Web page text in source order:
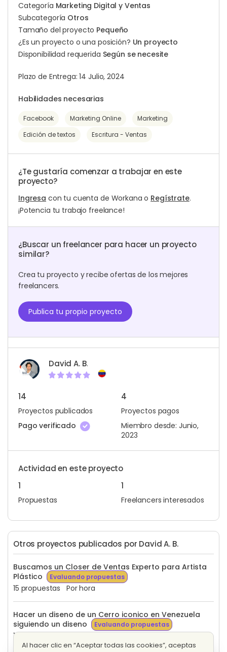
Categoría Marketing Digital y Ventas
Subcategoría Otros
Tamaño del proyecto Pequeño
¿Es un proyecto o una posición? Un proyecto
Disponibilidad requerida Según se necesite
Plazo de Entrega: 14 Julio, 2024
Habilidades necesarias
Facebook Marketing Online
Marketing
Edición de textos
Escritura - Ventas
¿Te gustaría comenzar a trabajar en este
proyecto?
Ingresa con tu cuenta de Workana o Regístrate.
¡Potencia tu trabajo freelance!
¿Buscar un freelancer para hacer un proyecto
similar?
Crea tu proyecto y recibe ofertas de los mejores
freelancers.
Publica tu propio proyecto
David A. B.
14
Proyectos publicados
4
Proyectos pagos
Pago verificado
Miembro desde: Junio,
2023
Actividad en este proyecto
1
Propuestas
1
Freelancers interesados
Otros proyectos publicados por David A. B.
Buscamos un Closer de Ventas Experto para Artista
Plástico
Evaluando propuestas
15 propuestas Por hora
Hacer un diseno de un Cerro iconico en Venezuela
siguiendo un diseno
Evaluando propuestas
12 propuestas
Al hacer clic en “Aceptar todas las cookies”, aceptas